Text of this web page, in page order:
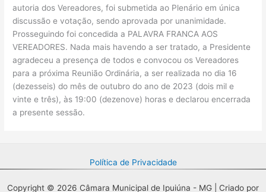
autoria dos Vereadores, foi submetida ao Plenário em única
discussão e votação, sendo aprovada por unanimidade.
Prosseguindo foi concedida a PALAVRA FRANCA AOS
VEREADORES. Nada mais havendo a ser tratado, a Presidente
agradeceu a presença de todos e convocou os Vereadores
para a próxima Reunião Ordinária, a ser realizada no dia 16
(dezesseis) do mês de outubro do ano de 2023 (dois mil e
vinte e três), às 19:00 (dezenove) horas e declarou encerrada
a presente sessão.
Política de Privacidade
Copyright © 2026 Câmara Municipal de Ipuiúna - MG | Criado por